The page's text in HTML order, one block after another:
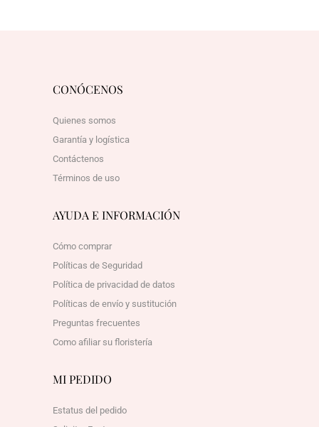
CONÓCENOS
Quienes somos
Garantía y logística
Contáctenos
Términos de uso
AYUDA E INFORMACIÓN
Cómo comprar
Políticas de Seguridad
Política de privacidad de datos
Políticas de envío y sustitución
Preguntas frecuentes
Como afiliar su floristería
MI PEDIDO
Estatus del pedido